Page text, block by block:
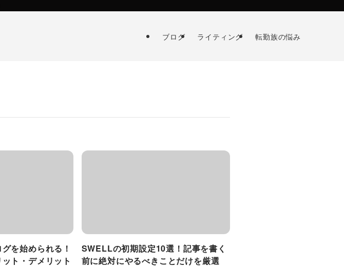
ブログ ライティング 転勤族の悩み
を始められる！
ト・デメリット
SWELLの初期設定10選！記事を書く
前に絶対にやるべきことだけを厳選